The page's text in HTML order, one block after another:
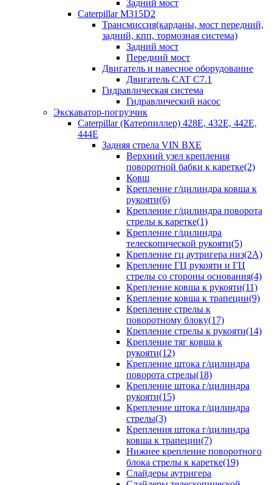
Задний мост
Caterpillar M315D2
Трансмиссия(карданы, мост передний,
задний, кпп, тормозная система)
Задний мост
Передний мост
Двигатель и навесное оборудование
Двигатель CAT C7.1
Гидравлическая система
Гидравлический насос
Экскаватор-погрузчик
Caterpillar (Катерпиллер) 428E, 432E, 442E,
444E
Задняя стрела VIN BXE
Верхний узел крепления
поворотной бабки к каретке(2)
Ковш
Крепление г/цилиндра ковша к
рукояти(6)
Крепление г/цилиндра поворота
стрелы к каретке(1)
Крепление г/цилиндра
телескопической рукояти(5)
Крепление гц аутригера низ(2А)
Крепление ГЦ рукояти и ГЦ
стрелы со стороны основания(4)
Крепление ковша к рукояти(11)
Крепление ковша к трапеции(9)
Крепление стрелы к
поворотному блоку(17)
Крепление стрелы к рукояти(14)
Крепление тяг ковша к
рукояти(12)
Крепление штока г/цилиндра
поворота стрелы(18)
Крепление штока г/цилиндра
рукояти(15)
Крепление штока г/цилиндра
стрелы(3)
Крепления штока г/цилиндра
ковша к трапеции(7)
Нижнее крепление поворотного
блока стрелы к каретке(19)
Слайдеры аутригера